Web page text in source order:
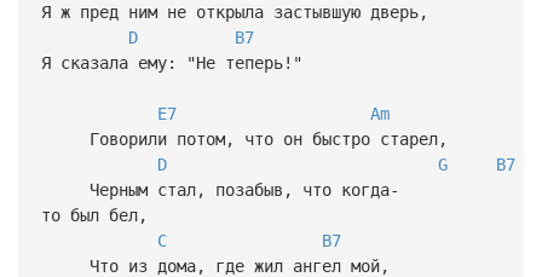
Я ж пред ним не открыла застывшую дверь,
D
B7
Я сказала ему: "Не теперь!"
E7
Am
Говорили потом, что он быстро старел,
D
G
B7
Черным стал, позабыв, что когда-
то был бел,
C
B7
Что из дома, где жил ангел мой,